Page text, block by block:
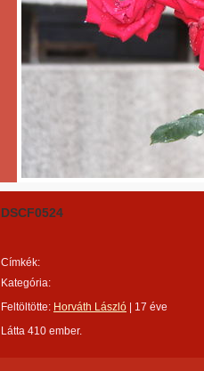
DSCF0524
Címkék:
Kategória:
Feltöltötte: Horváth László
17 éve
Látta 410 ember.